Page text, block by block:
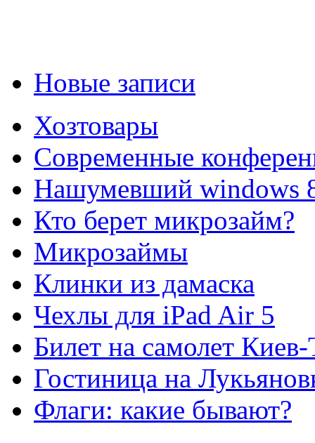
Новые записи
Хозтовары
Современные
Нашумевший windows
Кто берет микрозайм?
Микрозаймы
Клинки из дамаска
Чехлы для iPad Air 5
Билет на самолет
Гостиница на
Флаги: какие бывают?